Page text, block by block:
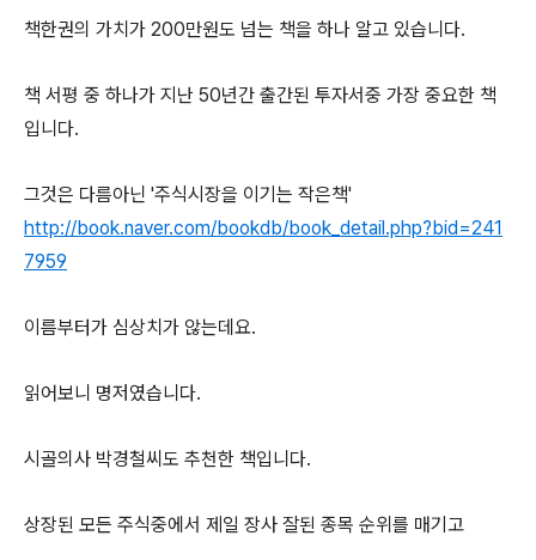
책한권의 가치가 200만원도 넘는 책을 하나 알고 있습니다.
책 서평 중 하나가 지난 50년간 출간된 투자서중 가장 중요한 책
입니다.
그것은 다름아닌 '주식시장을 이기는 작은책'
http://book.naver.com/bookdb/book_detail.php?bid=241
7959
이름부터가 심상치가 않는데요.
읽어보니 명저였습니다.
시골의사 박경철씨도 추천한 책입니다.
상장된 모든 주식중에서 제일 장사 잘된 종목 순위를 매기고